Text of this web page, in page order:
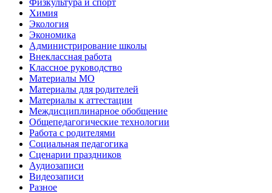
Химия
Экология
Экономика
Администрирование школы
Внеклассная работа
Классное руководство
Материалы МО
Материалы для родителей
Материалы к аттестации
Междисциплинарное обобщение
Общепедагогические технологии
Работа с родителями
Социальная педагогика
Сценарии праздников
Аудиозаписи
Видеозаписи
Разное